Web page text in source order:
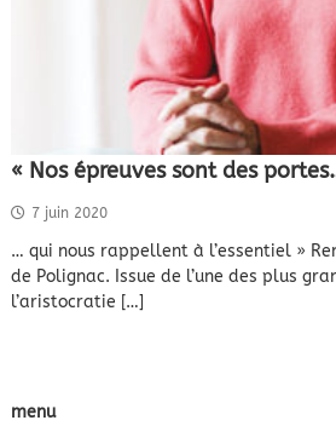
« Nos épreuves sont des
7 juin 2020
… qui nous rappellent à l’essentiel »
de Polignac. Issue de l’une des plus
l’aristocratie […]
menu